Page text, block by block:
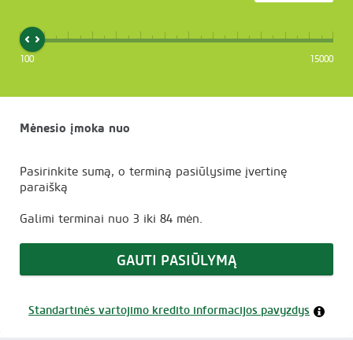
100 15000
Mėnesio įmoka nuo
Pasirinkite sumą, o terminą pasiūlysime įvertinę
paraišką
Galimi terminai nuo 3 iki 84 mėn.
GAUTI PASIŪLYMĄ
Standartinės vartojimo kredito informacijos pavyzdys